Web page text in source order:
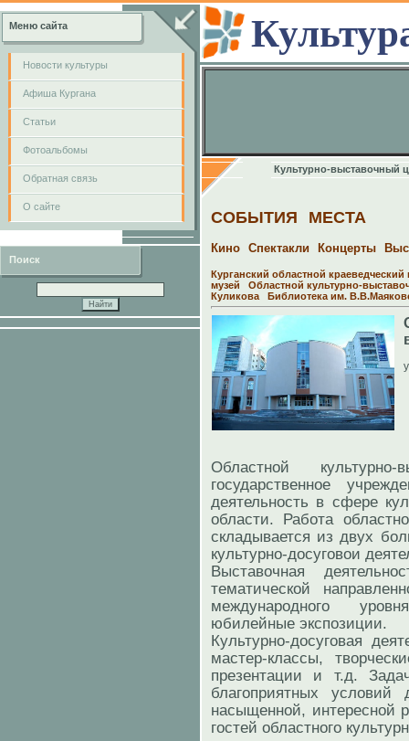
Меню сайта
Новости культуры
Афиша Кургана
Cтатьи
Фотоальбомы
Обратная связь
О сайте
Поиск
Культурно-выставочный
СОБЫТИЯ МЕСТА
Кино Спектакли Концерты
Курганский областной краеведческий
музей
Областной культурно-
Куликова
Библиотека им.
Областной
государственное
деятельность в сфере
области. Работа
складывается из двух
культурно-досуговои
Выставочная
тематической
международного
юбилейные экспозиции.
Культурно-досуговая
мастер-классы,
презентации и т.д.
благоприятных условий
насыщенной, интересной
гостей областного